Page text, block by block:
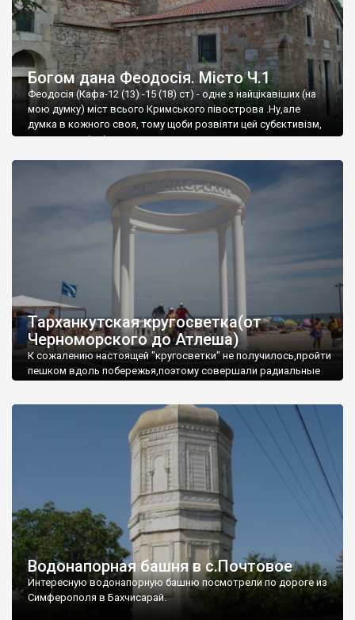
Богом дана Феодосія. Місто Ч.1
Феодосія (Кафа-12 (13) -15 (18) ст) - одне з найцікавіших (на
мою думку) міст всього Кримського півострова .Ну,але
думка в кожного своя, тому щоби розвіяти цей субєктивізм,
запрошую відвідати це
Тарханкутская кругосветка(от
Черноморского до Атлеша)
К сожалению настоящей "кругосветки" не получилось,пройти
пешком вдоль побережья,поэтому совершали радиальные
Водонапорная башня в с.Почтовое
Интересную водонапорную башню посмотрели по дороге из
Симферополя в Бахчисарай.